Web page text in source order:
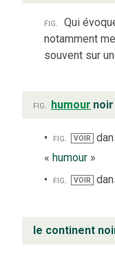
fig. Qui
notamment
souvent sur
fig. humour noir
fig. VOIR
« humour »
fig.
VOIR
le continent